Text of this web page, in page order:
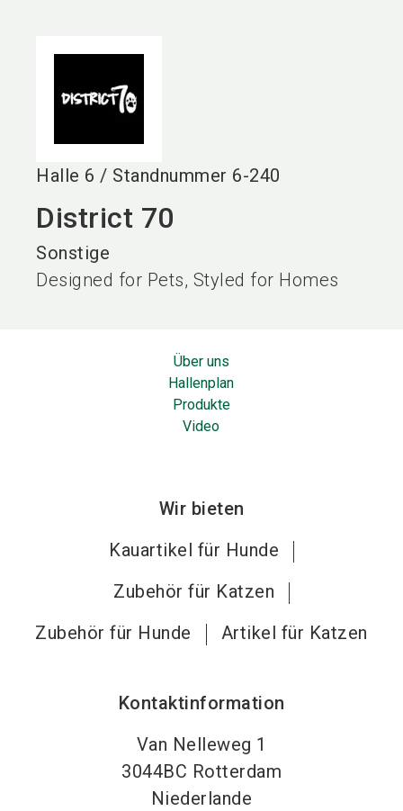
Halle 6 / Standnummer 6-240
District 70
Sonstige
Designed for Pets, Styled for Homes
Über uns
Hallenplan
Produkte
Video
Wir bieten
Kauartikel für Hunde
Zubehör für Katzen
Zubehör für Hunde
Artikel für Katzen
Kontaktinformation
Van Nelleweg 1
3044BC Rotterdam
Niederlande